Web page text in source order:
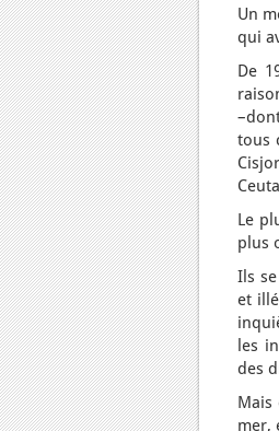
Un
qui
De
tous
Le
plus
Ils
et
les
des
Mais
mer,